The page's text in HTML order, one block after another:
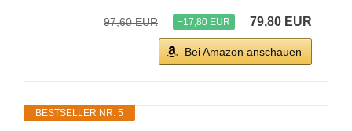
97,60 EUR −17,80 EUR 79,80 EUR
Bei Amazon anschauen
BESTSELLER NR. 5